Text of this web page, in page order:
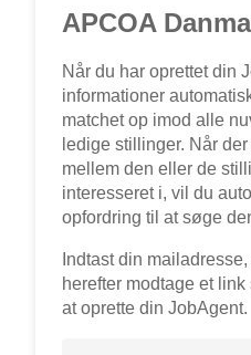
APCOA
Når du har oprettet din
informationer
matchet op imod alle
ledige stillinger. Når
mellem den eller de
interesseret i, vil du
opfordring til at søge
Indtast din
herefter modtage et
at oprette din JobAgent.